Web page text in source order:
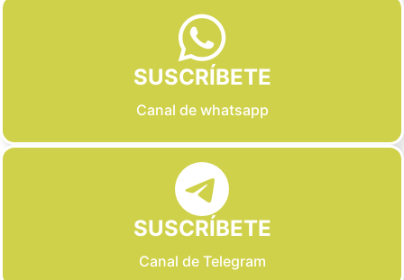
SUSCRÍBETE
Canal de whatsapp
SUSCRÍBETE
Canal de Telegram